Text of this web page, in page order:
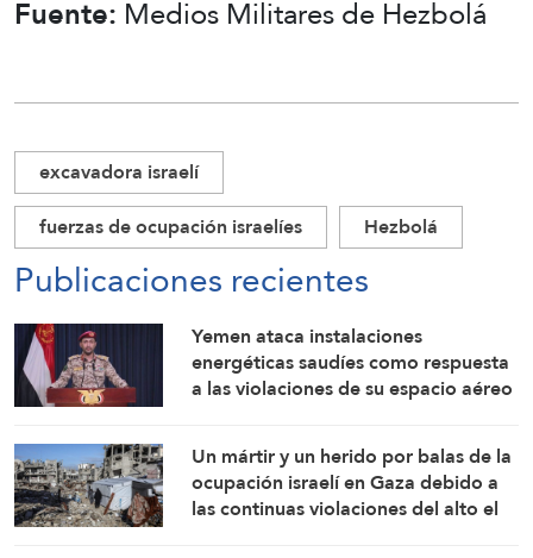
Fuente: Medios Militares de Hezbolá
excavadora israelí
fuerzas de ocupación israelíes
Hezbolá
Publicaciones recientes
Yemen ataca instalaciones
energéticas saudíes como respuesta
a las violaciones de su espacio aéreo
Un mártir y un herido por balas de la
ocupación israelí en Gaza debido a
las continuas violaciones del alto el